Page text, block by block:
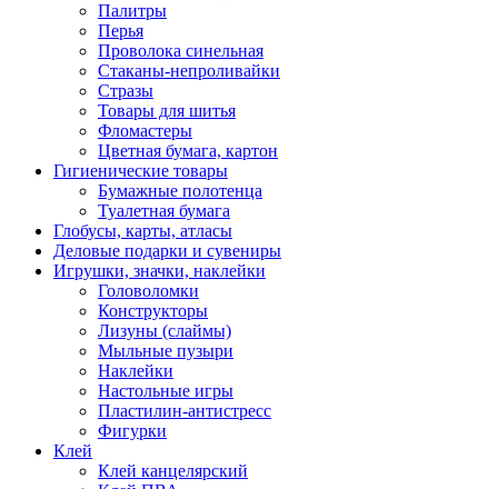
Палитры
Перья
Проволока синельная
Стаканы-непроливайки
Стразы
Товары для шитья
Фломастеры
Цветная бумага, картон
Гигиенические товары
Бумажные полотенца
Туалетная бумага
Глобусы, карты, атласы
Деловые подарки и сувениры
Игрушки, значки, наклейки
Головоломки
Конструкторы
Лизуны (слаймы)
Мыльные пузыри
Наклейки
Настольные игры
Пластилин-антистресс
Фигурки
Клей
Клей канцелярский